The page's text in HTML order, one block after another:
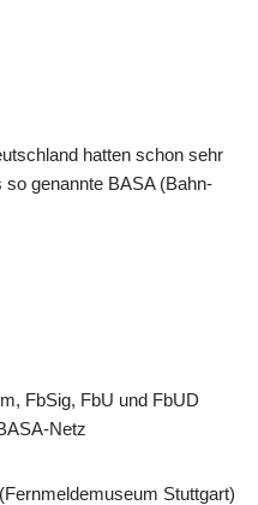
hatten schon sehr
so genannte BASA (Bahn-
FbSig, FbU und FbUD
Netz
Stuttgart)